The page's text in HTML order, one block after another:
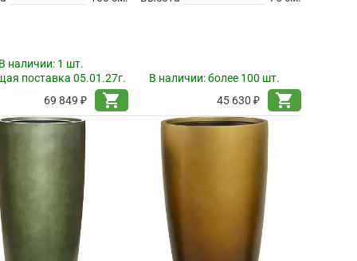
наличии: 1 шт.
поставка 05.01.27г.
69 849 ₽
shopping_cart
В наличии:более 100 шт.
45 630 ₽
shopping_cart